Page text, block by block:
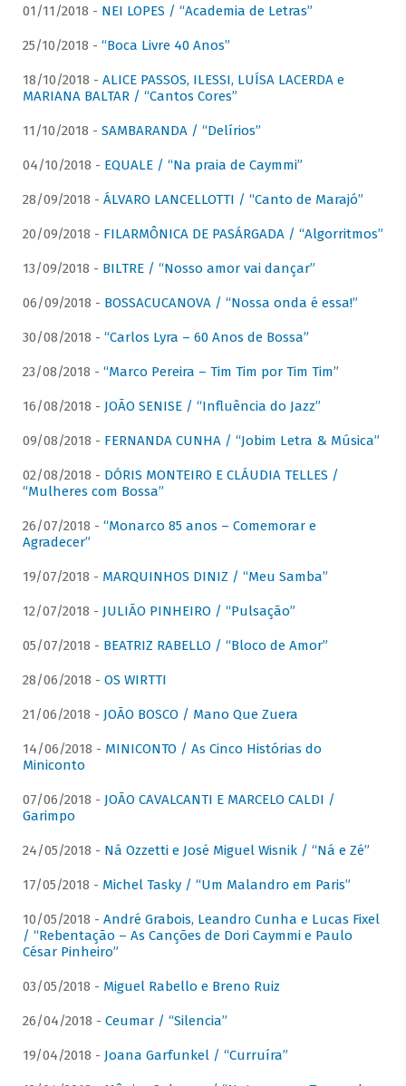
01/11/2018 - NEI LOPES / “Academia de Letras”
25/10/2018 - “Boca Livre 40 Anos”
18/10/2018 - ALICE PASSOS, ILESSI, LUÍSA LACERDA e
MARIANA BALTAR / “Cantos Cores”
11/10/2018 - SAMBARANDA / “Delírios”
04/10/2018 - EQUALE / “Na praia de Caymmi”
28/09/2018 - ÁLVARO LANCELLOTTI / “Canto de Marajó”
20/09/2018 - FILARMÔNICA DE PASÁRGADA / “Algorritmos”
13/09/2018 - BILTRE / “Nosso amor vai dançar”
06/09/2018 - BOSSACUCANOVA / “Nossa onda é essa!”
30/08/2018 - “Carlos Lyra – 60 Anos de Bossa”
23/08/2018 - “Marco Pereira – Tim Tim por Tim Tim”
16/08/2018 - JOÃO SENISE / “Influência do Jazz”
09/08/2018 - FERNANDA CUNHA / “Jobim Letra & Música”
02/08/2018 - DÓRIS MONTEIRO E CLÁUDIA TELLES /
“Mulheres com Bossa”
26/07/2018 - “Monarco 85 anos – Comemorar e
Agradecer”
19/07/2018 - MARQUINHOS DINIZ / “Meu Samba”
12/07/2018 - JULIÃO PINHEIRO / “Pulsação”
05/07/2018 - BEATRIZ RABELLO / “Bloco de Amor”
28/06/2018 - OS WIRTTI
21/06/2018 - JOÃO BOSCO / Mano Que Zuera
14/06/2018 - MINICONTO / As Cinco Histórias do
Miniconto
07/06/2018 - JOÃO CAVALCANTI E MARCELO CALDI /
Garimpo
24/05/2018 - Ná Ozzetti e José Miguel Wisnik / “Ná e Zé”
17/05/2018 - Michel Tasky / “Um Malandro em Paris”
10/05/2018 - André Grabois, Leandro Cunha e Lucas Fixel
/ “Rebentação – As Canções de Dori Caymmi e Paulo
César Pinheiro”
03/05/2018 - Miguel Rabello e Breno Ruiz
26/04/2018 - Ceumar / “Silencia”
19/04/2018 - Joana Garfunkel / “Curruíra”